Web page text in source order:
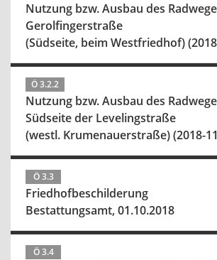
Nutzung bzw. Ausbau des
Gerolfingerstraße
(Südseite, beim Westfriedhof)
Ö 3.2.2
Nutzung bzw. Ausbau des
Südseite der Levelingstraße
(westl. Krumenauerstraße) (2018-
Ö 3.3
Friedhofbeschilderung
Bestattungsamt, 01.10.2018
Ö 3.4